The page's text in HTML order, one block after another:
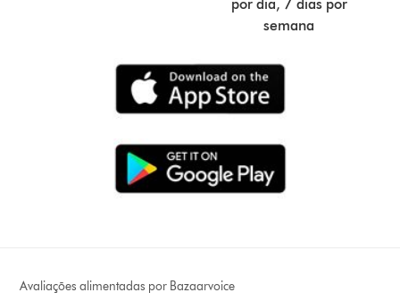
por dia, 7 dias por
semana
Avaliações alimentadas por Bazaarvoice